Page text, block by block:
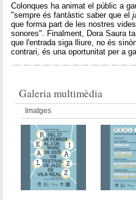
Colonques ha animat el públic a
"sempre és fantàstic saber que el
que forma part de les nostres
sonores". Finalment, Dora Saura
que l'entrada siga lliure, no és
contrari, és una oportunitat per a
Galeria multimèdia
Imatges